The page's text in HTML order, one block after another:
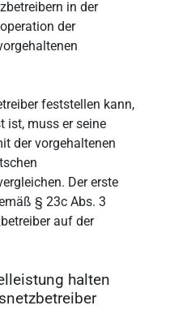
in der
der
feststellen kann,
ist, muss er seine
der vorgehaltenen
Der erste
§ 23c Abs. 3
auf der
halten